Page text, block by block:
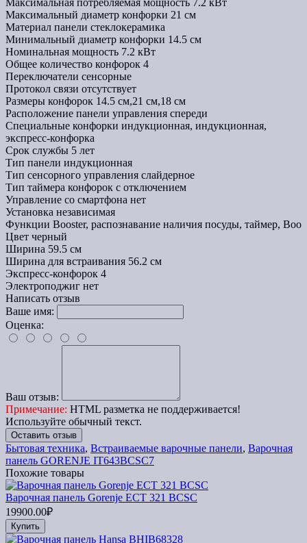
Максимальный диаметр конфорки 21 см
Материал панели стеклокерамика
Минимальный диаметр конфорки 14.5 см
Номинальная мощность 7.2 кВт
Общее количество конфорок 4
Переключатели сенсорные
Протокол связи отсутствует
Размеры конфорок 14.5 см,21 см,18 см
Расположение панели управления спереди
Специальные конфорки индукционная, индукционная,
экспресс-конфорка
Срок службы 5 лет
Тип панели индукционная
Тип сенсорного управления слайдерное
Тип таймера конфорок с отключением
Управление со смартфона нет
Установка независимая
Функции Booster, распознавание наличия посуды, таймер, Boo
Цвет черный
Ширина 59.5 см
Ширина для встраивания 56.2 см
Экспресс-конфорок 4
Электроподжиг нет
Написать отзыв
Ваше имя:
Оценка:
Ваш отзыв:
Примечание: HTML разметка не поддерживается!
Используйте обычный текст.
Оставить отзыв
Бытовая техника, Встраиваемые варочные панели, Варочная
панель GORENJE IT643BCSC7
Похожие товары
Варочная панель Gorenje ECT 321 BCSC
19900.00₽
Купить